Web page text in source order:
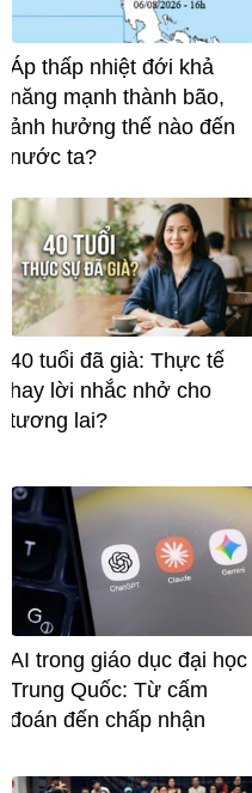
Áp thấp nhiệt đới khả
năng mạnh thành bão,
ảnh hưởng thế nào đến
nước ta?
40 tuổi đã già: Thực tế
hay lời nhắc nhở cho
tương lai?
AI trong giáo dục đại học
Trung Quốc: Từ cấm
đoán đến chấp nhận